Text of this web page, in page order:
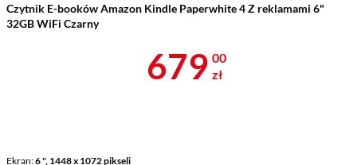
Czytnik E-booków Amazon Kindle Paperwhite 4 Z reklamami 6"
32GB WiFi Czarny
Ekran 6 ", 1448 x 1072 pikseli
Cena 679 zł
679 00
zł